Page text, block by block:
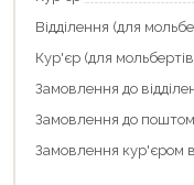
зекономити
та
отримати
переваги!
картою
єКнига
–
кешбек»
та
отримуйте
повернення
Економте
більше
разом
Відділення (для
Кур'єр (для
Замовлення до
Замовлення до
Замовлення кур'єром